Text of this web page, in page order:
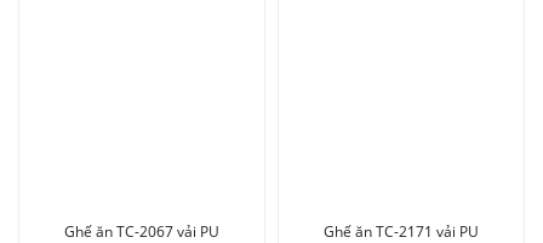
Ghế ăn TC-2067 vải PU Ghế ăn TC-2171 vải PU